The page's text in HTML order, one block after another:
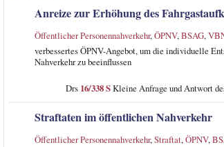
Anreize zur Erhöhung des
Öffentlicher Personennahverkehr,ÖPNV,BSAG,
verbessertes ÖPNV-Angebot, um die individuelle
Nahverkehr zu beeinflussen
Drs 16/338 SKleine Anfrage und Antwort
Straftaten im öffentlichen Nahverkehr
Öffentlicher Personennahverkehr,Straftat,ÖPNV,